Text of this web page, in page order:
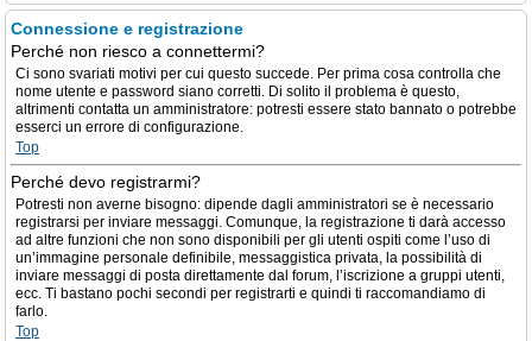
Connessione e registrazione
Perché non riesco a connettermi?
Ci sono svariati motivi per cui questo succede. Per prima cosa controlla che
nome utente e password siano corretti. Di solito il problema è questo,
altrimenti contatta un amministratore: potresti essere stato bannato o potrebbe
esserci un errore di configurazione.
Top
Perché devo registrarmi?
Potresti non averne bisogno: dipende dagli amministratori se è necessario
registrarsi per inviare messaggi. Comunque, la registrazione ti darà accesso
ad altre funzioni che non sono disponibili per gli utenti ospiti come l’uso di
un’immagine personale definibile, messaggistica privata, la possibilità di
inviare messaggi di posta direttamente dal forum, l’iscrizione a gruppi utenti,
ecc. Ti bastano pochi secondi per registrarti e quindi ti raccomandiamo di
farlo.
Top